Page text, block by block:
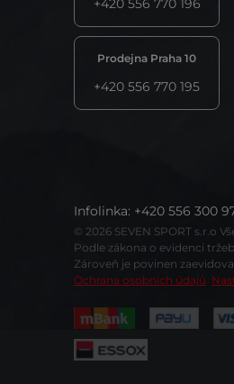
+420 556 770 196
Prodejna Praha 10
+420 556 770 195
Infolinka: +420 556 300
© 2026 SEVEN SPORT s.r.o
Podle zákona o evidenci
Zároveň je povinen
Ochrana osobních údajů